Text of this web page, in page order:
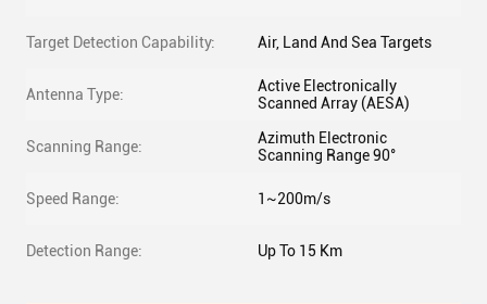
Target Detection Capability: Air, Land And Sea Targets
Antenna Type:
Active Electronically
Scanned Array (AESA)
Scanning Range:
Azimuth Electronic
Scanning Range 90°
Speed Range: 1~200m/s
Detection Range: Up To 15 Km